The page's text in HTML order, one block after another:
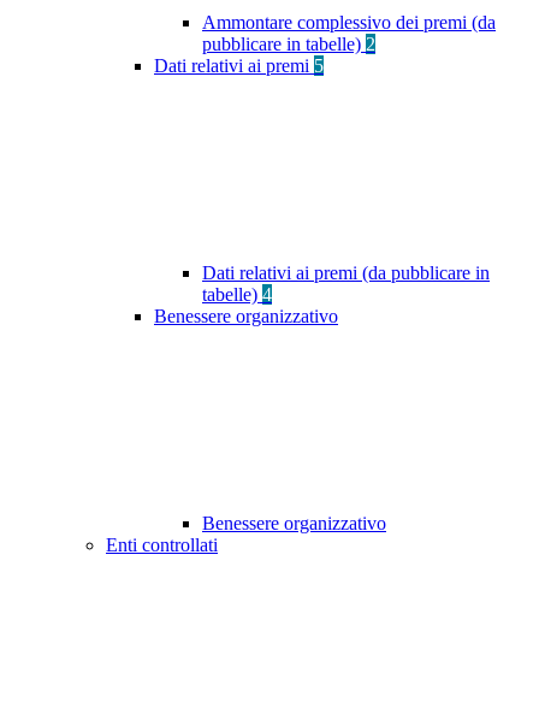
Ammontare complessivo dei premi (da
pubblicare in tabelle) 2
Dati relativi ai premi 5
Dati relativi ai premi (da pubblicare in
tabelle) 4
Benessere organizzativo
Benessere organizzativo
Enti controllati